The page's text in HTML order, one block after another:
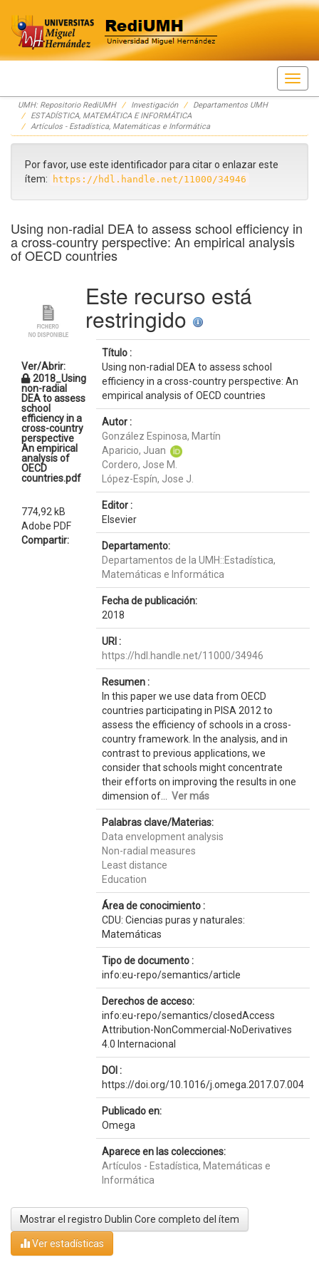
Skip
navigation
UMH: Repositorio RediUMH Investigación
Departamentos UMH
ESTADÍSTICA, MATEMÁTICA E INFORMÁTICA
Artículos - Estadística, Matemáticas e Informática
Por favor, use este identificador para citar o enlazar este
ítem:
https://hdl.handle.net/11000/34946
Using non-radial DEA to assess school efficiency in
a cross-country perspective: An empirical analysis
of OECD countries
Ver/Abrir:
2018_Using
non-radial
DEA to assess
school
efficiency in a
cross-country
perspective
An empirical
analysis of
OECD
countries.pdf
774,92 kB
Adobe PDF
Compartir:
Este recurso está
restringido
Título :
Using non-radial DEA to assess school
efficiency in a cross-country perspective: An
empirical analysis of OECD countries
Autor :
González Espinosa, Martín
Aparicio, Juan
Cordero, Jose M.
López-Espín, Jose J.
Editor :
Elsevier
Departamento:
Departamentos de la UMH::Estadística,
Matemáticas e Informática
Fecha de publicación:
2018
URI :
https://hdl.handle.net/11000/34946
Resumen :
In this paper we use data from OECD
countries participating in PISA 2012 to
assess the efficiency of schools in a cross-
country framework. In the analysis, and in
contrast to previous applications, we
consider that schools might concentrate
their efforts on improving the results in one
dimension of... Ver más
Palabras clave/Materias:
Data envelopment analysis
Non-radial measures
Least distance
Education
Área de conocimiento :
CDU: Ciencias puras y naturales:
Matemáticas
Tipo de documento :
info:eu-repo/semantics/article
Derechos de acceso:
info:eu-repo/semantics/closedAccess
Attribution-NonCommercial-NoDerivatives
4.0 Internacional
DOI :
https://doi.org/10.1016/j.omega.2017.07.004
Publicado en:
Omega
Aparece en las colecciones:
Artículos - Estadística, Matemáticas e
Informática
Mostrar el registro Dublin Core completo del ítem
Ver estadísticas